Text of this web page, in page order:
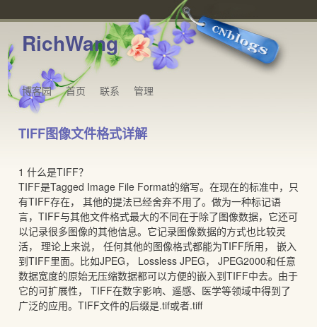
RichWang
博客园 首页 联系 管理
TIFF图像文件格式详解
1 什么是TIFF？
TIFF是Tagged Image File Format的缩写。在现在的标准中，只
有TIFF存在， 其他的提法已经舍弃不用了。做为一种标记语
言，TIFF与其他文件格式最大的不同在于除了图像数据，它还可
以记录很多图像的其他信息。它记录图像数据的方式也比较灵
活， 理论上来说， 任何其他的图像格式都能为TIFF所用， 嵌入
到TIFF里面。比如JPEG， Lossless JPEG， JPEG2000和任意
数据宽度的原始无压缩数据都可以方便的嵌入到TIFF中去。由于
它的可扩展性， TIFF在数字影响、遥感、医学等领域中得到了
广泛的应用。TIFF文件的后缀是.tif或者.tiff